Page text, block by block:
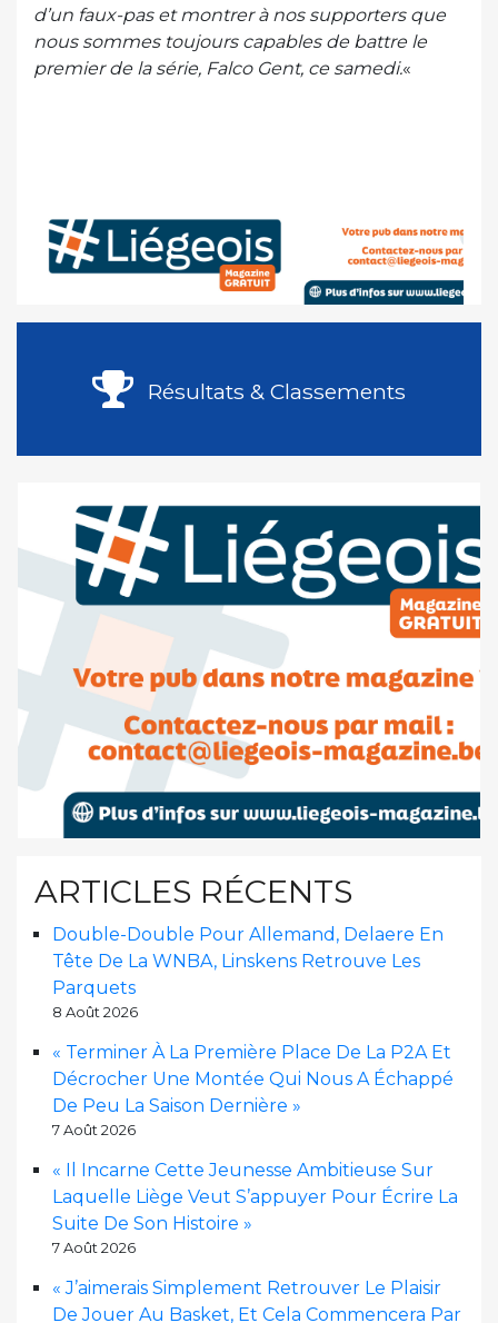
d’un faux-pas et montrer à nos supporters que
nous sommes toujours capables de battre le
premier de la série, Falco Gent, ce samedi.«
Résultats & Classements
ARTICLES RÉCENTS
Double-Double Pour Allemand, Delaere En
Tête De La WNBA, Linskens Retrouve Les
Parquets
8 Août 2026
« Terminer À La Première Place De La P2A Et
Décrocher Une Montée Qui Nous A Échappé
De Peu La Saison Dernière »
7 Août 2026
« Il Incarne Cette Jeunesse Ambitieuse Sur
Laquelle Liège Veut S’appuyer Pour Écrire La
Suite De Son Histoire »
7 Août 2026
« J’aimerais Simplement Retrouver Le Plaisir
De Jouer Au Basket, Et Cela Commencera Par